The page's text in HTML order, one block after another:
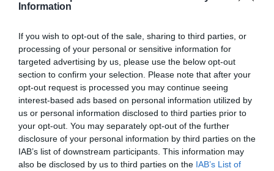
Information
If you wish to opt-out of the sale, sharing to third parties, or
processing of your personal or sensitive information for
targeted advertising by us, please use the below opt-out
section to confirm your selection. Please note that after your
opt-out request is processed you may continue seeing
interest-based ads based on personal information utilized by
us or personal information disclosed to third parties prior to
your opt-out. You may separately opt-out of the further
disclosure of your personal information by third parties on the
IAB’s list of downstream participants. This information may
also be disclosed by us to third parties on the IAB’s List of
millor que li ha passat a Europa i que estan
reduint el dèficit i el deute públic. I ho diu un
socialdemòcrata! L'esquerra nòrdica no té res a
veure amb la dreta del sud, que és molt més
populista. Un diputat verd alemany un dia em va
demanar que li firmés una esmena. Me la miro i li
dic: "No te la puc signar, que em crucificarien fins i
tot els meus". L'esmena proposava sancions a
països amb atur juvenil excessiu per falta de